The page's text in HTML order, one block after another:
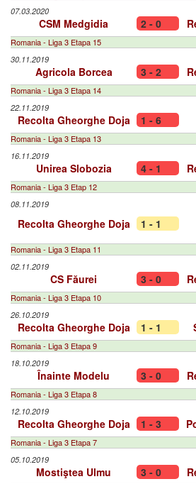
07.03.2020
CSM Medgidia 2 - 0
Romania - Liga 3 Etapa 15
30.11.2019
Agricola Borcea 3 - 2
Romania - Liga 3 Etapa 14
22.11.2019
Recolta Gheorghe Doja 1 - 6
Romania - Liga 3 Etapa 13
16.11.2019
Unirea Slobozia 4 - 1
Romania - Liga 3 Etap 12
08.11.2019
Recolta Gheorghe Doja 1 - 1
Romania - Liga 3 Etapa 11
02.11.2019
CS Făurei 3 - 0
Romania - Liga 3 Etapa 10
26.10.2019
Recolta Gheorghe Doja 1 - 1
Romania - Liga 3 Etapa 9
18.10.2019
Înainte Modelu 3 - 0
Romania - Liga 3 Etapa 8
12.10.2019
Recolta Gheorghe Doja 1 - 3
Romania - Liga 3 Etapa 7
05.10.2019
Mostiştea Ulmu 3 - 0